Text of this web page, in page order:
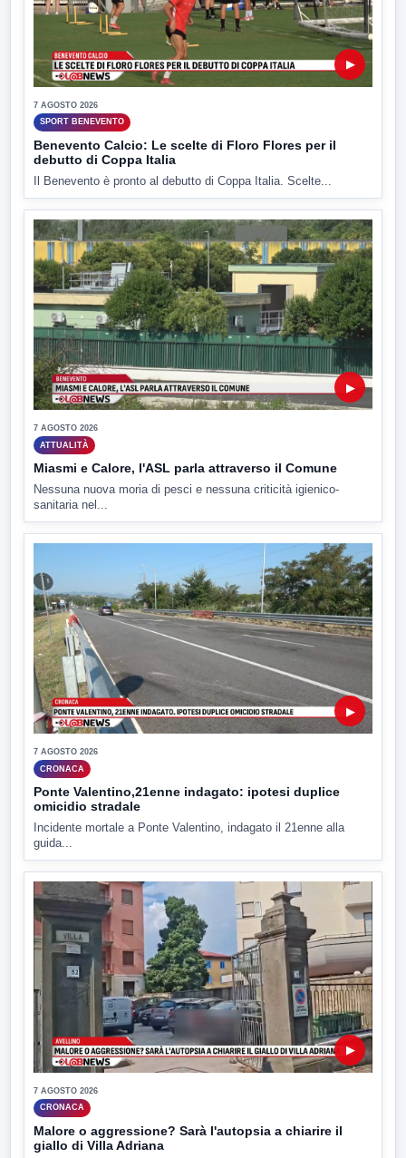
▶
7 AGOSTO 2026
SPORT BENEVENTO
Benevento Calcio: Le scelte di Floro Flores per il
debutto di Coppa Italia
Il Benevento è pronto al debutto di Coppa Italia. Scelte...
▶
7 AGOSTO 2026
ATTUALITÀ
Miasmi e Calore, l'ASL parla attraverso il Comune
Nessuna nuova moria di pesci e nessuna criticità igienico-
sanitaria nel...
▶
7 AGOSTO 2026
CRONACA
Ponte Valentino,21enne indagato: ipotesi duplice
omicidio stradale
Incidente mortale a Ponte Valentino, indagato il 21enne alla
guida...
▶
7 AGOSTO 2026
CRONACA
Malore o aggressione? Sarà l'autopsia a chiarire il
giallo di Villa Adriana